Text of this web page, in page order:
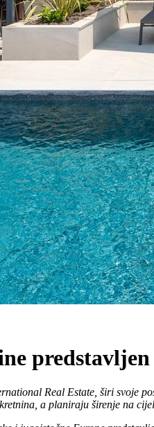
Real Estate, širi
a planiraju širenje na